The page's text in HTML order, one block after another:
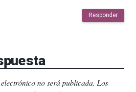
Responder
no será publicada. Los